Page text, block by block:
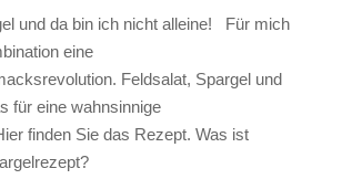
und da bin ich nicht alleine! Für mich
eine
Feldsalat, Spargel und
für eine wahnsinnige
finden Sie das Rezept. Was ist